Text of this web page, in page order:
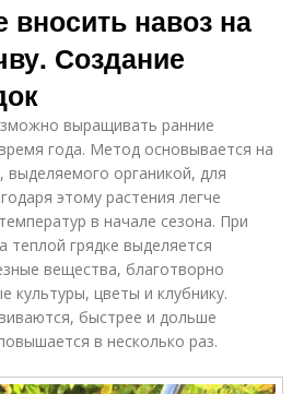
вносить навоз на
Создание
выращивать ранние
года. Метод основывается на
выделяемого органикой, для
этому растения легче
в начале сезона. При
теплой грядке выделяется
вещества, благотворно
цветы и клубнику.
быстрее и дольше
в несколько раз.